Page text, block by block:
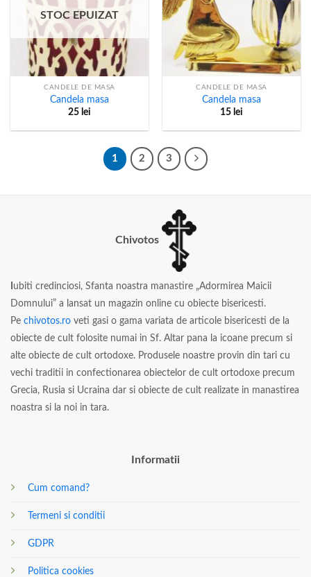
STOC EPUIZAT
CANDELE DE MASA
Candela masa
25 lei
CANDELE DE MASA
Candela masa
15 lei
1 2 3
Chivotos
ubiti credinciosi, Sfanta noastra manastire „Adormirea Maicii
Domnului” a lansat un magazin online cu obiecte bisericesti.
Pe chivotos.ro veti gasi o gama variata de articole bisericesti de la
obiecte de cult folosite numai in Sf. Altar pana la icoane precum si
alte obiecte de cult ortodoxe. Produsele noastre provin din tari cu
vechi traditii in confectionarea obiectelor de cult ortodoxe precum
Grecia, Rusia si Ucraina dar si obiecte de cult realizate in manastirea
noastra si la noi in tara.
Informatii
Cum comand?
Termeni si conditii
GDPR
Politica cookies